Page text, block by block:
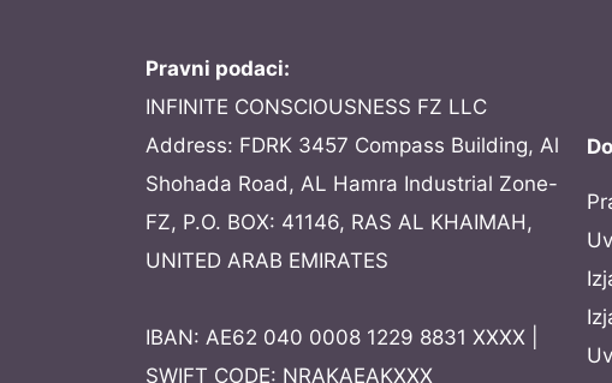
Pravni podaci:
INFINITE CONSCIOUSNESS FZ LLC
Address: FDRK 3457 Compass Building, Al
Shohada Road, AL Hamra Industrial Zone-
FZ, P.O. BOX: 41146, RAS AL KHAIMAH,
UNITED ARAB EMIRATES
IBAN: AE62 040 0008 1229 8831 XXXX |
SWIFT CODE: NRAKAEAKXXX